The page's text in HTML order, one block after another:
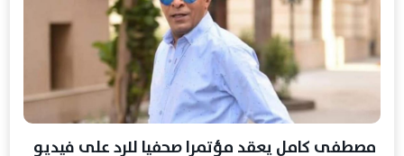
مصطفى كامل يعقد مؤتمرا صحفيا للرد على فيديو